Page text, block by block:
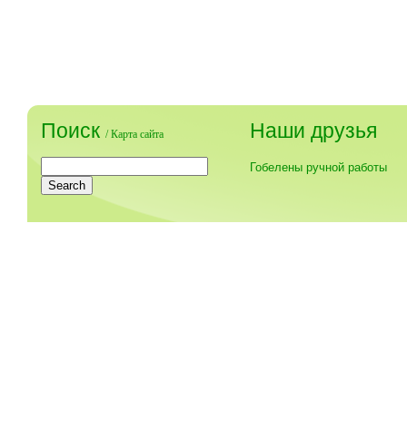
Поиск /Карта сайта Наши друзья
Гобелены ручной работы